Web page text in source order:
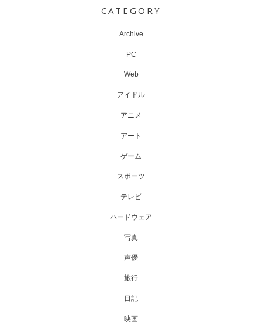
CATEGORY
Archive
PC
Web
アイドル
アニメ
アート
ゲーム
スポーツ
テレビ
ハードウェア
写真
声優
旅行
日記
映画